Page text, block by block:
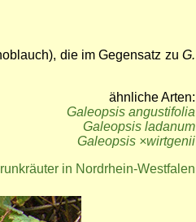
die im Gegensatz zu G.
ähnliche Arten:
Galeopsis angustifolia
Galeopsis ladanum
Galeopsis ×wirtgenii
in Nordrhein-Westfalen